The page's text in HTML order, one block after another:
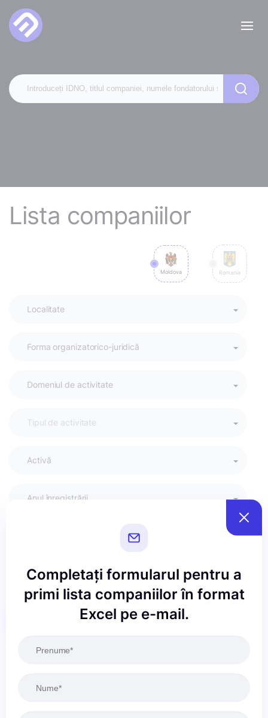
Lista companiilor
Moldova Romania
Activă
Anul înregistrării
Aplicați
Completați formularul pentru a
primi lista companiilor în format
Excel pe e-mail.